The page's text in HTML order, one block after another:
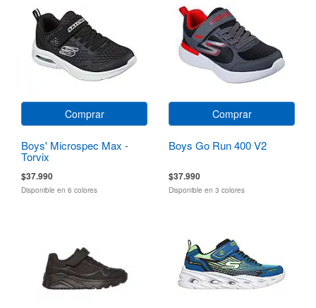
Comprar
Boys' Microspec Max -
Torvix
$37.990
Disponible en 6 colores
Comprar
Boys Go Run 400 V2
$37.990
Disponible en 3 colores